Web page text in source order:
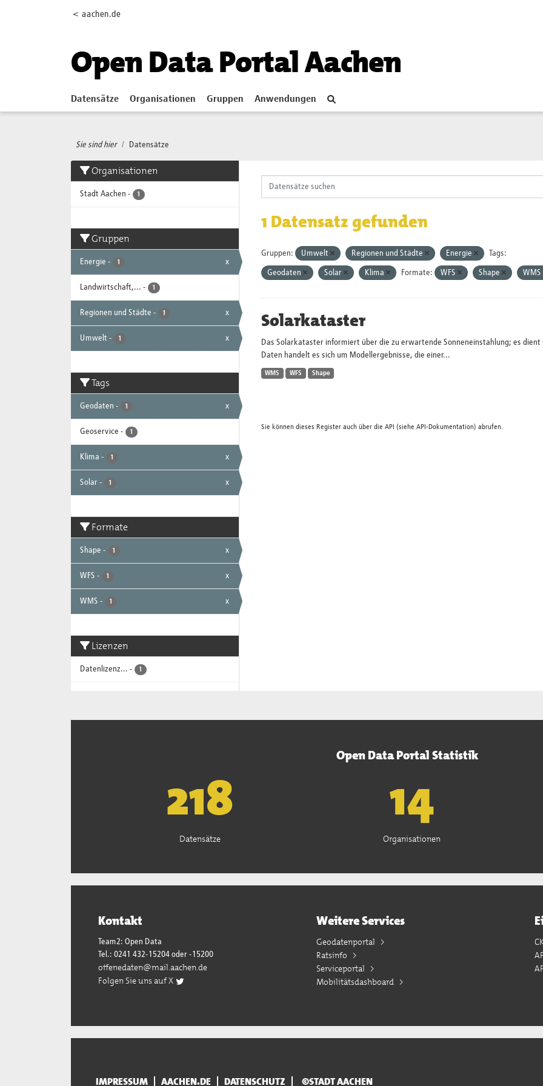
< aachen.de
Open Data Portal Aachen
Datensätze Organisationen Gruppen Anwendungen
Sie sind hier Datensätze
Organisationen
Stadt Aachen - 1
Gruppen
Energie - 1 x
Landwirtschaft,... - 1
Regionen und Städte - 1 x
Umwelt - 1 x
Tags
Geodaten - 1 x
Geoservice - 1
Klima - 1 x
Solar - 1 x
Formate
Shape - 1 x
WFS - 1 x
WMS - 1 x
Lizenzen
Datenlizenz... - 1
1 Datensatz gefunden
Gruppen: Umwelt Regionen und Städte Energie Tags:
Geodaten Solar Klima Formate: WFS Shape WMS
Solarkataster
Das Solarkataster informiert über die zu erwartende Sonneneinstahlung; es
Daten handelt es sich um Modellergebnisse, die einer...
WMS WFS Shape
Sie können dieses Register auch über die API (siehe API-Dokumentation) abrufen.
Open Data Portal Statistik
221
Datensätze
15
Organisationen
Kontakt
Team2: Open Data
Tel.: 0241 432-15204 oder -15200
offenedaten@mail.aachen.de
Folgen Sie uns auf X
Weitere Services
Geodatenportal
Ratsinfo
Serviceportal
Mobilitätsdashboard
IMPRESSUM AACHEN.DE DATENSCHUTZ ©STADT AACHEN